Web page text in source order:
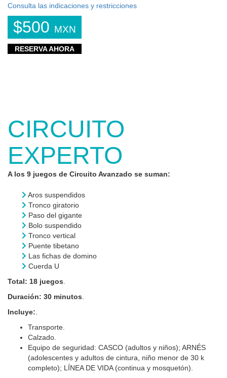
Consulta las indicaciones y restricciones
$500 MXN
RESERVA AHORA
CIRCUITO
EXPERTO
A los 9 juegos de Circuito Avanzado se suman:
Aros suspendidos
Tronco giratorio
Paso del gigante
Bolo suspendido
Tronco vertical
Puente tibetano
Las fichas de domino
Cuerda U
Total: 18 juegos
Duración: 30 minutos
Incluye:
Transporte.
Calzado.
Equipo de seguridad: CASCO (adultos y niños); ARNÉS
(adolescentes y adultos de cintura, niño menor de 30 k
completo); LÍNEA DE VIDA (continua y mosquetón).